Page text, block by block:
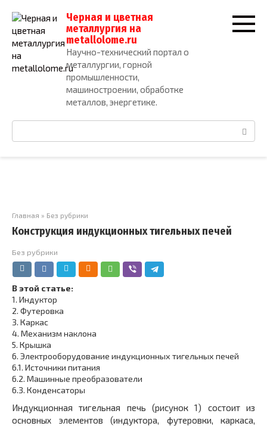
контенту
Черная и цветная
металлургия на
metallolome.ru
Научно-технический портал о
металлургии, горной
промышленности,
машиностроении, обработке
металлов, энергетике.
Главная » Без рубрики
Конструкция индукционных тигельных печей
Без рубрики
В этой статье:
1. Индуктор
2. Футеровка
3. Каркас
4. Механизм наклона
5. Крышка
6. Электрооборудование индукционных тигельных печей
6.1. Источники питания
6.2. Машинные преобразователи
6.3. Конденсаторы
Индукционная тигельная печь (рисунок 1) состоит из
основных элементов (индуктора, футеровки, каркаса,